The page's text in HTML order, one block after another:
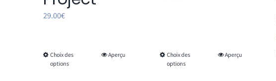
29.00€
Choix des
options
Aperçu
Choix des
options
Aperçu